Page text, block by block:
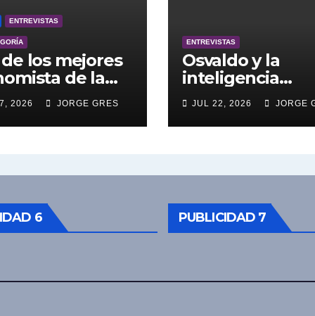
ENTREVISTAS
los mejores
de la
engalana
Gustavo
en vivo
2026 JORGE GRES
ENTREVISTAS
Osvaldo y la
inteligencia
artificial.
JUL 22, 2026 JORGE
6 PUBLICIDAD 7